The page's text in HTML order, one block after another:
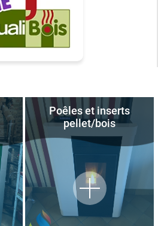
Poêles et inserts
pellet/bois